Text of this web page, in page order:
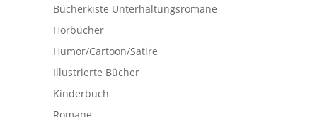
Bücherkiste Unterhaltungsromane
Hörbücher
Humor/Cartoon/Satire
Illustrierte Bücher
Kinderbuch
Romane